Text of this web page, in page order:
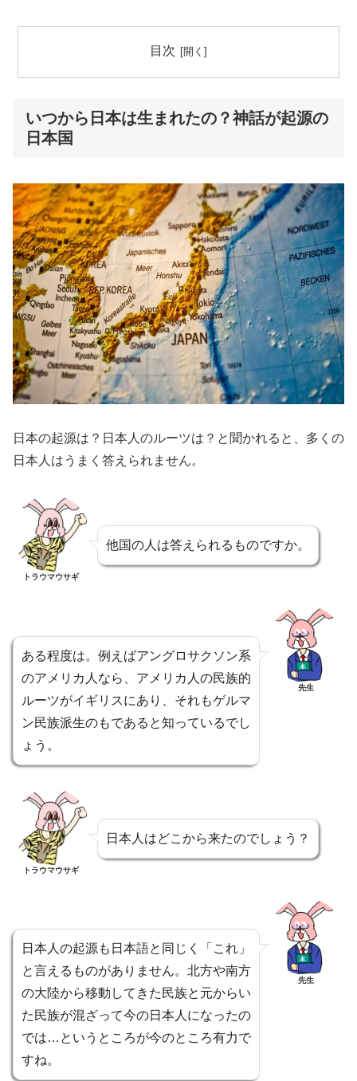
目次
いつから日本は生まれたの？神話が起源の
日本国
日本の起源は？日本人のルーツは？と聞かれると、多くの
日本人はうまく答えられません。
トラウマウサギ
他国の人は答えられるものですか。
ある程度は。例えばアングロサクソン系
のアメリカ人なら、アメリカ人の民族的
ルーツがイギリスにあり、それもゲルマ
ン民族派生のもであると知っているでし
ょう。
先生
トラウマウサギ
日本人はどこから来たのでしょう？
日本人の起源も日本語と同じく「これ」
と言えるものがありません。北方や南方
の大陸から移動してきた民族と元からい
た民族が混ざって今の日本人になったの
では…というところが今のところ有力で
すね。
先生